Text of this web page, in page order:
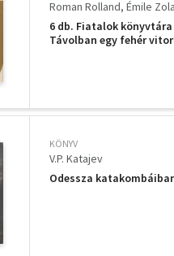
Roman Rolland Émile Zola
6 db. Fiatalok
Távolban egy fehér
KÖNYV
V.P. Katajev
Odessza